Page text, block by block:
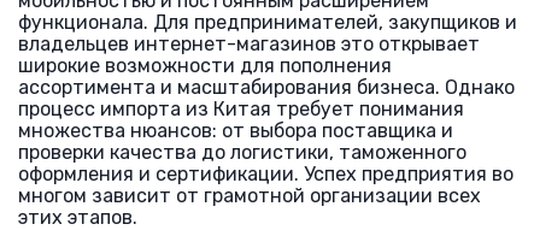
функционала. Для предпринимателей, закупщиков и
владельцев интернет-магазинов это открывает
широкие возможности для пополнения
ассортимента и масштабирования бизнеса. Однако
процесс импорта из Китая требует понимания
множества нюансов: от выбора поставщика и
проверки качества до логистики, таможенного
оформления и сертификации. Успех предприятия во
многом зависит от грамотной организации всех
этих этапов.